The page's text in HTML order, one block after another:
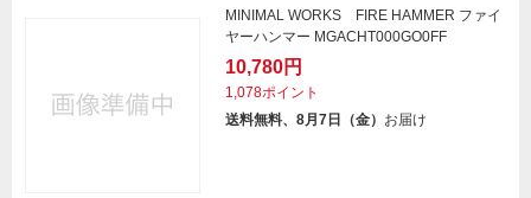
MINIMAL WORKS FIRE HAMMER ファイ
ヤーハンマー MGACHT000GO0FF
10,780円
1,078ポイント
送料無料、8月7日（金） お届け